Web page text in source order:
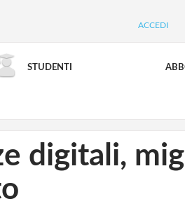
ACCEDI
STUDENTI
digitali,